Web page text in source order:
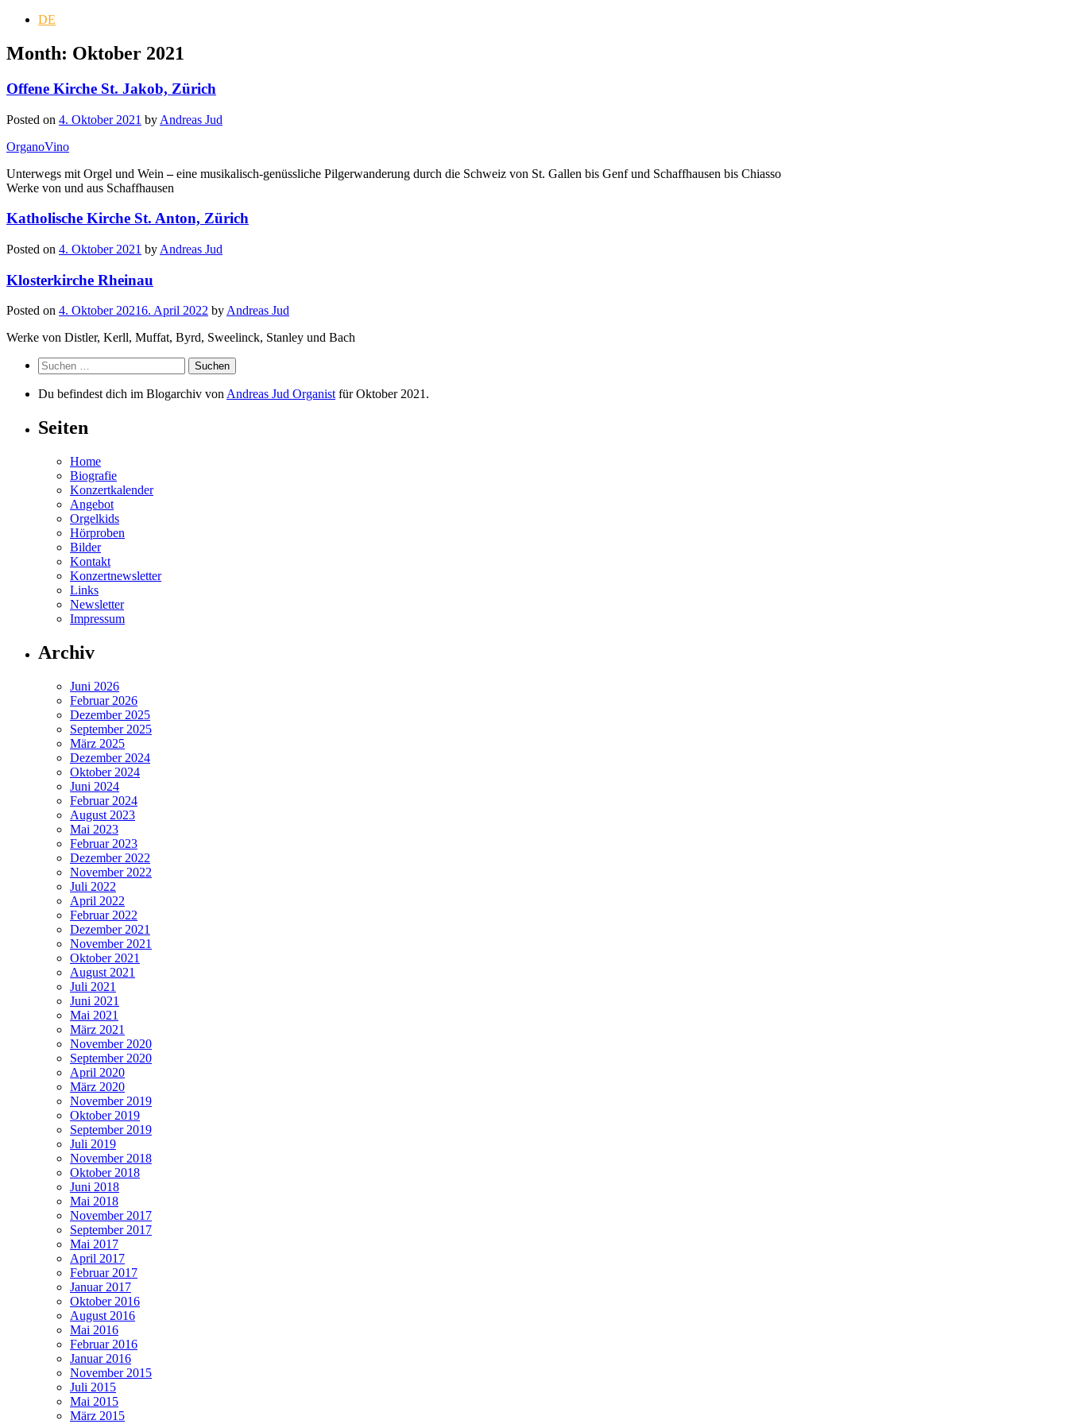
DE
Month: Oktober 2021
Offene Kirche St. Jakob, Zürich
Posted on 4. Oktober 2021 by Andreas Jud
OrganoVino
Unterwegs mit Orgel und Wein–eine musikalisch-genüssliche Pilgerwanderung durch die Schweiz von St. Gallen bis Genf und Schaffhausen bis Chiasso
Werke von und aus Schaffhausen
Katholische Kirche St. Anton, Zürich
Posted on 4. Oktober 2021 by Andreas Jud
Klosterkirche Rheinau
Posted on 4. Oktober 20216. April 2022 byAndreas Jud
Werke von Distler, Kerll, Muffat, Byrd, Sweelinck, Stanley und Bach
Suchen
nach:
Du befindest dich im Blogarchiv vonAndreas Jud Organistfür Oktober 2021.
Seiten
Home
Biografie
Konzertkalender
Angebot
Orgelkids
Hörproben
Bilder
Kontakt
Konzertnewsletter
Links
Newsletter
Impressum
Archiv
Juni 2026
Februar 2026
Dezember 2025
September 2025
März 2025
Dezember 2024
Oktober 2024
Juni 2024
Februar 2024
August 2023
Mai 2023
Februar 2023
Dezember 2022
November 2022
Juli 2022
April 2022
Februar 2022
Dezember 2021
November 2021
Oktober 2021
August 2021
Juli 2021
Juni 2021
Mai 2021
März 2021
November 2020
September 2020
April 2020
März 2020
November 2019
Oktober 2019
September 2019
Juli 2019
November 2018
Oktober 2018
Juni 2018
Mai 2018
November 2017
September 2017
Mai 2017
April 2017
Februar 2017
Januar 2017
Oktober 2016
August 2016
Mai 2016
Februar 2016
Januar 2016
November 2015
Juli 2015
Mai 2015
März 2015